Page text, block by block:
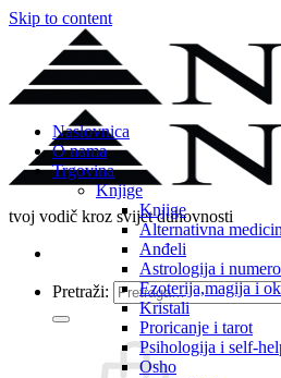
Skip to content
tvoj vodič kroz svijet duhovnosti
Pretraži:
Naslovnica
O nama
Trgovina
Knjige
Knjige
Alternativna
Anđeli
Astrologija i
Ezoterija,magija i
Kristali
Proricanje i tarot
Psihologija i self-
Osho